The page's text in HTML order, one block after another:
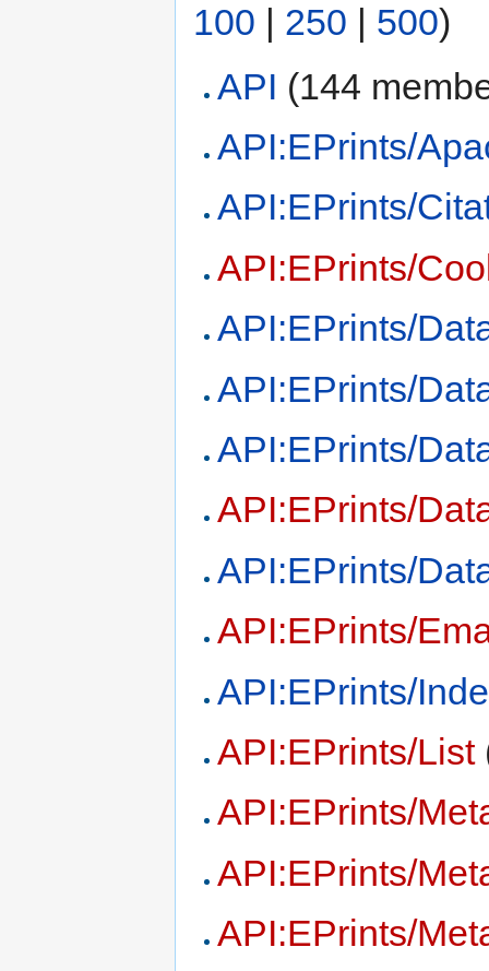
100
250 500)
API (144
API:EPrints/
API:EPrints/
API:EPrints/
API:EPrints/
API:EPrints/
API:EPrints/
API:EPrints/
API:EPrints/
API:EPrints/
API:EPrints/
API:EPrints/List
API:EPrints/
API:EPrints/
API:EPrints/